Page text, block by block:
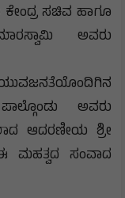
ಸಚಿವ ಹಾಗೂ
ಅವರು
ಯುವಜನತೆಯೊಂದಿಗಿನ
ಅವರು
ಆದರಣೀಯ ಶ್ರೀ
ಮಹತ್ವದ ಸಂವಾದ